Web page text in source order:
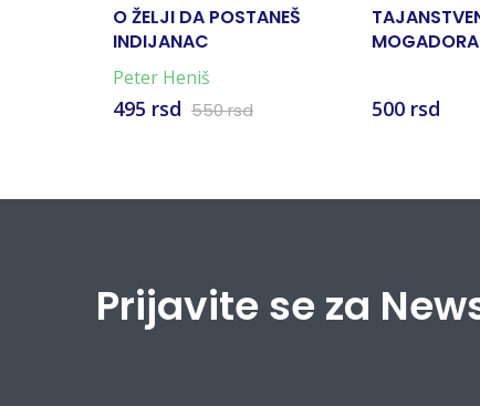
O ŽELJI DA POSTANEŠ
INDIJANAC
Peter Heniš
495 rsd 550 rsd 500 rsd
Prijavite se za